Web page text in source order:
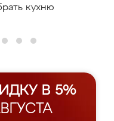
кухню
В 5%